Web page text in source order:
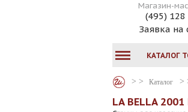
Магазин-
(495) 128
Заявка на
КАТАЛОГ
Каталог
LA BELLA